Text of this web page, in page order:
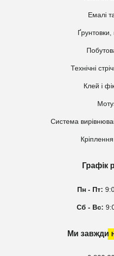
Емалі
Ґрунтовки,
Технічні
Клей і
Система
Графік
Пн - Пт:
Сб - Вс:
Ми завжди